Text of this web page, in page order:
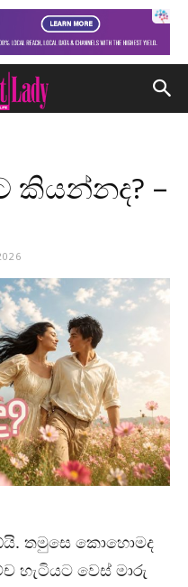
කියන්නද? –
තමුසෙ කොහොමද
හැටියට වෙස් මාරු